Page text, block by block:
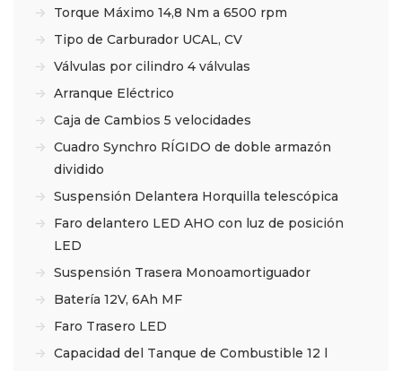
Torque Máximo 14,8 Nm a 6500 rpm
Tipo de Carburador UCAL, CV
Válvulas por cilindro 4 válvulas
Arranque Eléctrico
Caja de Cambios 5 velocidades
Cuadro Synchro RÍGIDO de doble armazón
dividido
Suspensión Delantera Horquilla telescópica
Faro delantero LED AHO con luz de posición
LED
Suspensión Trasera Monoamortiguador
Batería 12V, 6Ah MF
Faro Trasero LED
Capacidad del Tanque de Combustible 12 l